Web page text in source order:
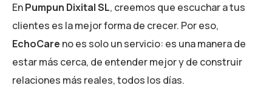
EnPumpun Dixital SL, creemos que escuchar a tus
clientes es la mejor forma de crecer. Por eso,
EchoCare no es solo un servicio: es una manera de
estar más cerca, de entender mejor y de construir
relaciones más reales, todos los días.